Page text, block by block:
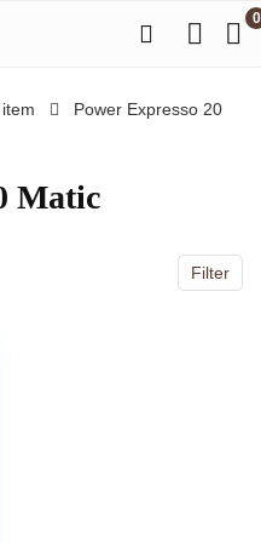
0
‎Power Expresso 20
Matic
Filter